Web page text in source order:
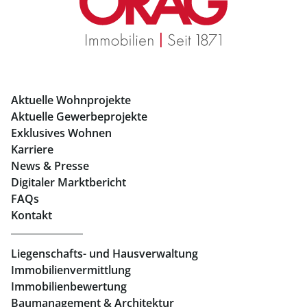
Mietwohnungen Graz
Eigentumswohnungen Graz
Geschäftslokale mieten Graz
Immobilien in Linz
Eigentumswohnungen Linz
Büros mieten Linz
Geschäftslokale mieten Linz
Aktuelle Wohnprojekte
Aktuelle Gewerbeprojekte
Exklusives Wohnen
Karriere
News & Presse
Digitaler Marktbericht
FAQs
Kontakt
Liegenschafts- und Hausverwaltung
Immobilienvermittlung
Immobilienbewertung
Baumanagement & Architektur